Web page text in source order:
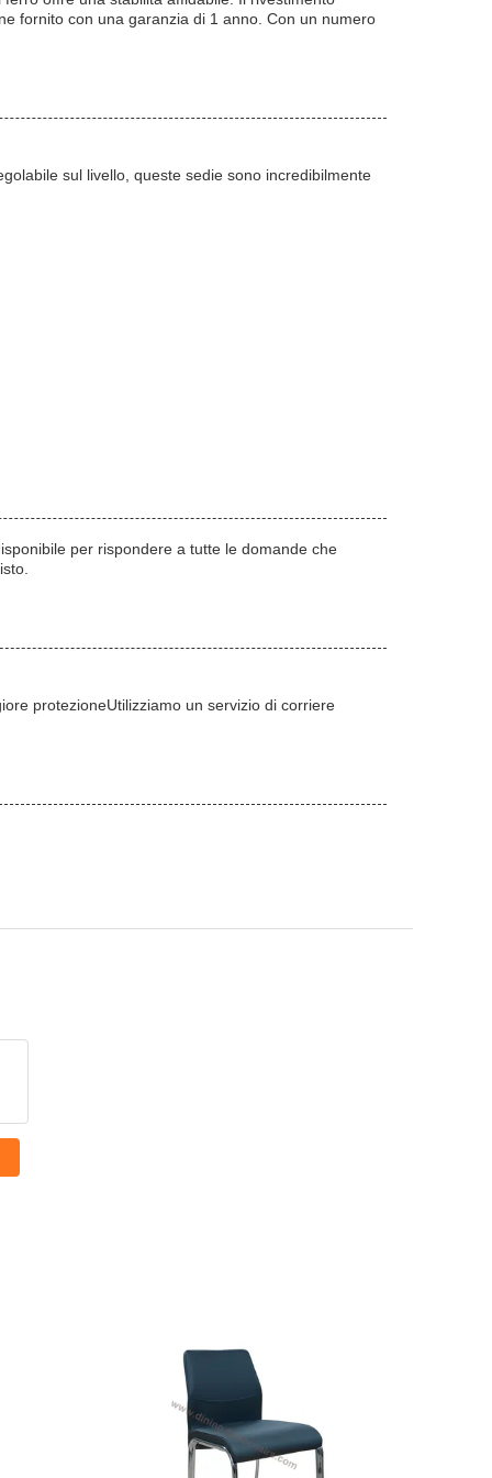
fornito con una garanzia di 1 anno. Con un numero
sul livello, queste sedie sono incredibilmente
per rispondere a tutte le domande che
protezioneUtilizziamo un servizio di corriere